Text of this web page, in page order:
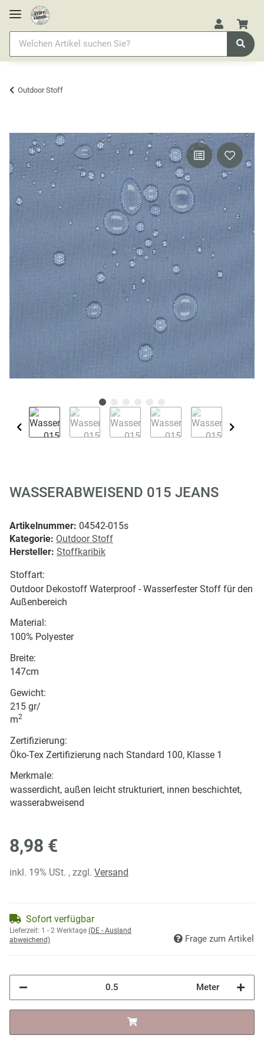
Outdoor Stoff
WASSERABWEISEND 015 JEANS
Artikelnummer: 04542-015s
Kategorie: Outdoor Stoff
Hersteller: Stoffkaribik
Stoffart:
Outdoor Dekostoff Waterproof - Wasserfester Stoff für den
Außenbereich
Material:
100% Polyester
Breite:
147cm
Gewicht:
215 gr/
m2
Zertifizierung:
Öko-Tex Zertifizierung nach Standard 100, Klasse 1
Merkmale:
wasserdicht, außen leicht strukturiert, innen beschichtet,
wasserabweisend
8,98 €
inkl. 19% USt. , zzgl. Versand
Sofort verfügbar
Lieferzeit: 1 - 2 Werktage (DE - Ausland
abweichend)
Frage zum Artikel
Meter